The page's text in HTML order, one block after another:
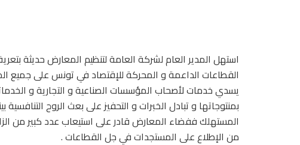
استهل المدير العام لشركة العامة لتنظيم المعارض حديثة
القطاعات الداعمة و المحركة للإقتصاد في تونس على جميع
يسدي خدمات لأصحاب المؤسسات الصناعية و التجارية و
بمنتوجاتها و تبادل الخبرات و التحفيز على بعث الروح
المستهلك ففضاء المعارض قادر على استيعاب عدد كبير من
من الإطلاع على المستجدات في جل القطاعات .